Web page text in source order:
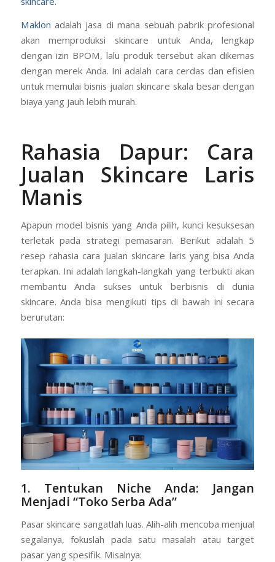
Maklon adalah jasa di mana sebuah pabrik profesional
akan memproduksi skincare untuk Anda, lengkap
dengan izin BPOM, lalu produk tersebut akan dikemas
dengan merek Anda. Ini adalah cara cerdas dan efisien
untuk memulai bisnis jualan skincare skala besar dengan
biaya yang jauh lebih murah.
Rahasia Dapur: Cara
Jualan Skincare Laris
Manis
Apapun model bisnis yang Anda pilih, kunci kesuksesan
terletak pada strategi pemasaran. Berikut adalah 5
resep rahasia cara jualan skincare laris yang bisa Anda
terapkan. Ini adalah langkah-langkah yang terbukti akan
membantu Anda sukses untuk berbisnis di dunia
skincare. Anda bisa mengikuti tips di bawah ini secara
berurutan:
1. Tentukan Niche Anda: Jangan
Menjadi “Toko Serba Ada”
Pasar skincare sangatlah luas. Alih-alih mencoba menjual
segalanya, fokuslah pada satu masalah atau target
pasar yang spesifik. Misalnya: